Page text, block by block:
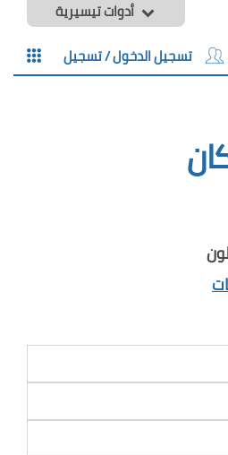
أدوات تيسيرية
تسجيل الدخول / تسجيل